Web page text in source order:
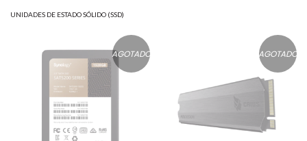
UNIDADES DE ESTADO SÓLIDO (SSD)
AGOTADO AGOTADO